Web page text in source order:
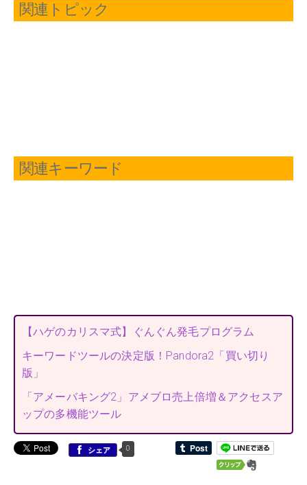
関連トピック
関連キーワード
【ハゲのカリスマ式】ぐんぐん発毛プログラム
キーワードツールの決定版！Pandora2「買い切り
版」
「アメーバキング2」アメブロ売上倍増＆アクセスア
ップの多機能ツール
シェア 0